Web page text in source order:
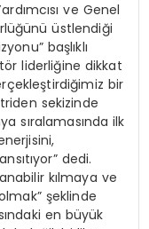
ve Genel
üstlendiği
başlıklı
liderliğine dikkat
bir
sekizinde
sıralamasında ilk
dedi.
kılmaya ve
şeklinde
en büyük